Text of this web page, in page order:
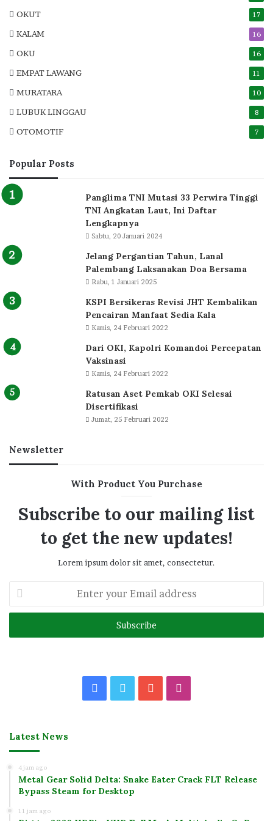
OKUT 17
KALAM 16
OKU 16
EMPAT LAWANG 11
MURATARA 10
LUBUK LINGGAU 8
OTOMOTIF 7
Popular Posts
Panglima TNI Mutasi 33 Perwira Tinggi
TNI Angkatan Laut, Ini Daftar
Lengkapnya
Sabtu, 20 Januari 2024
Jelang Pergantian Tahun, Lanal
Palembang Laksanakan Doa Bersama
Rabu, 1 Januari 2025
KSPI Bersikeras Revisi JHT Kembalikan
Pencairan Manfaat Sedia Kala
Kamis, 24 Februari 2022
Dari OKI, Kapolri Komandoi Percepatan
Vaksinasi
Kamis, 24 Februari 2022
Ratusan Aset Pemkab OKI Selesai
Disertifikasi
Jumat, 25 Februari 2022
Newsletter
With Product You Purchase
Subscribe to our mailing list
to get the new updates!
Lorem ipsum dolor sit amet, consectetur.
your
Email
FacebookTwitterYouTube
Latest News
4 jam ago
Metal Gear Solid Delta: Snake Eater Crack FLT Release
Bypass Steam for Desktop
11 jam ago